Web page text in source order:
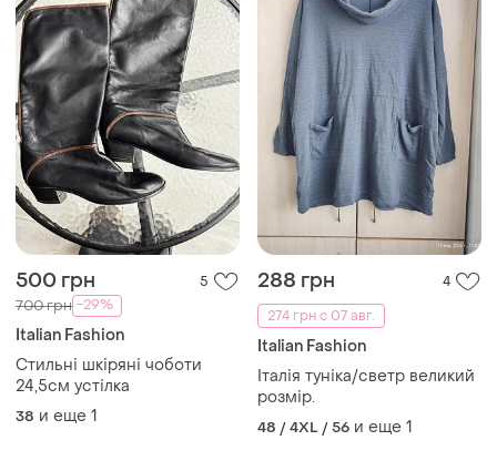
500 грн 5
700 грн -29%
Italian Fashion
Стильні шкіряні чоботи
24,5см устілка
38 и еще 1
288 грн
4
274 грн с 07 авг.
Italian Fashion
Італія туніка/светр великий
розмір.
48 / 4XL / 56 и еще 1